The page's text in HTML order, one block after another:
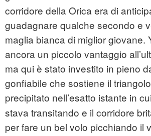
corridore della Orica era di
guadagnare qualche secondo e
maglia bianca di miglior giovane.
ancora un piccolo vantaggio
ma qui è stato investito in pieno
gonfiabile che sostiene il
precipitato nell’esatto istante in cui
stava transitando e il corridore
per fare un bel volo picchiando il